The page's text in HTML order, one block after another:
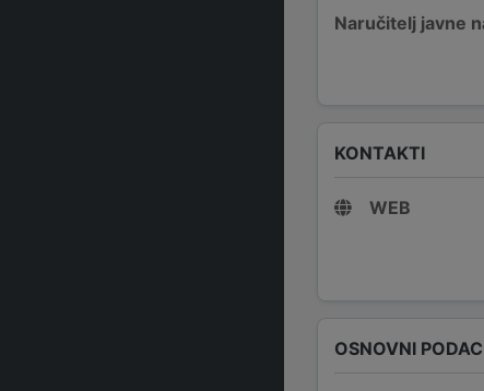
Naručitelj javne
KONTAKTI
WEB
OSNOVNI